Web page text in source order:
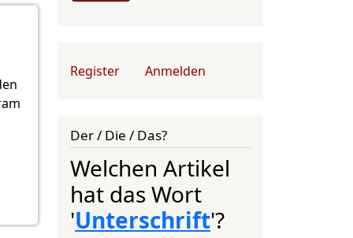
User account menu
Register Anmelden
Der / Die / Das?
Welchen Artikel
hat das Wort
'Unterschrift'?